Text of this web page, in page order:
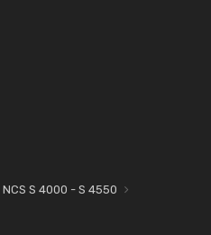
NCS S 4000 - S 4550